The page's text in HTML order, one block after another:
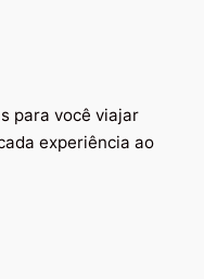
para você viajar
experiência ao